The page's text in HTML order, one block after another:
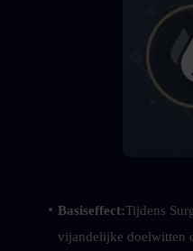
Basiseffect:Tijdens
vijandelijke doelwitten